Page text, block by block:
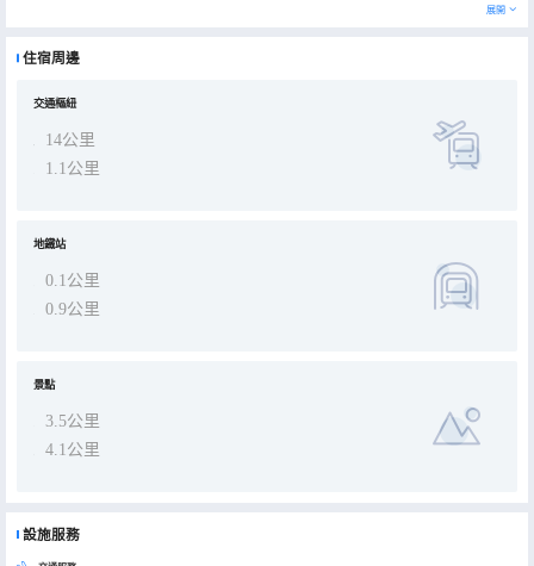
展開
住宿周邊
交通樞紐
14公里
1.1公里
地鐵站
0.1公里
0.9公里
景點
3.5公里
4.1公里
設施服務